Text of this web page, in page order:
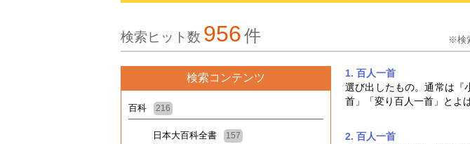
検索ヒット数 956件 ※検
検索コンテンツ
百科 216
日本大百科全書 157
1. 百人一首
選び出したもの。通常は『
首 」「変り百人一首 」とよ
2. 百人一首